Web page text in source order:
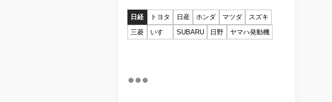
日経 トヨタ 日産 ホンダ マツダ
スズキ
三菱
いすゞ SUBARU 日野 ヤマハ発動機